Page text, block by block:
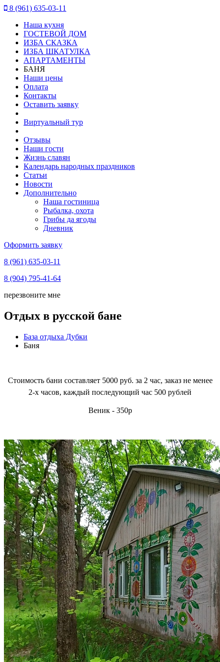
8 (961) 635-03-11
Наша кухня
ГОСТЕВОЙ ДОМ
ИЗБА СКАЗКА
ИЗБА ШКАТУЛКА
АПАРТАМЕНТЫ
БАНЯ
Наши цены
Оплата
Контакты
Оставить заявку
Виртуальный тур
Отзывы
Наши гости
Жизнь славян
Календарь народных праздников
Статьи
Новости
Дополнительно
Наша гостиница
Рыбалка, охота
Грибы да ягоды
Дневник
Оформить заявку
8 (961) 635-03-11
8 (904) 795-41-64
перезвоните мне
Отдых в русской бане
База отдыха Дубки
Баня
Стоимость бани составляет 5000 руб. за 2 час, заказ не менее
2-х часов, каждый последующий час 500 рублей
Веник - 350р